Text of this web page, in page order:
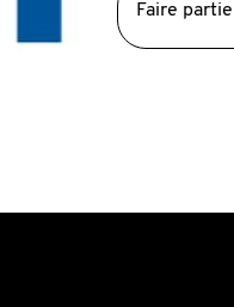
Faire